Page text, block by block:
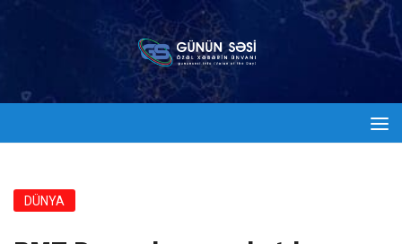
DÜNYA